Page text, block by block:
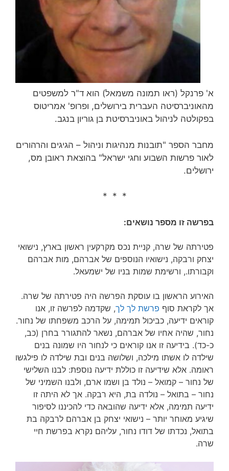
א' פרנקל (ראו תמונה משמאל) הוא ד"ר למשפטים
מהאוניברסיטה העברית בירושלים, ופרופ' אמריטוס
בפקולטה לניהול באוניברסיטת בן גוריון בנגב.
מחבר הספר "תובנות מנהיגות וניהול – הגיגים והרהורים
לאור פרשות השבוע וחגי ישראל" בהוצאת ראובן מס,
ירושלים.
* * *
בפרשה זו מספר נושאים:
פטירתה של שרה, קניית נכס מקרקעין ראשון בארץ, נישואי
יצחק ורבקה, נישואיו הנוספים של אברהם, מות אברהם
וקבורתו., ורשימת שמות בניו של ישמעאל.
האירוע הראשון בו עוסקת הפרשה היה פטירתה של שרה.
אך לקראת סוף פרשת לך לך, שקדמה לפרשה זו, אנו
קוראים ידיעה, כביכול תמימה, על הרכב משפחתו של נחור.
נחור, שהיה אחיו של אברהם, נשאר להתגורר בחרן (כב,
כ-כד). בידיעה זו אנו קוראים כי לנחור היו שמונה בנים
שילדה לו אשתו מילכה, ושלושה בנים ובת שילדה לו פילגשו
ראומה. אלא שידיעה זו כוללת ידיעה נוספת: לבנו השלישי
של נחור – קמואל – נולד בן ושמו ארם, ולבנו השמיני של
נחור – בתואל – נולדה בת, היא רבקה. אך לא היתה זו
ידיעה תמימה, אלא ידיעה שהובאה כדי להכיננו לסיפור
שיגיע מאוחר יותר – נישואי יצחק בן אברהם לרבקה בת
בתואל, נכדתו של דודו נחור, עליהם נקרא בפרשת חיי
שרה.